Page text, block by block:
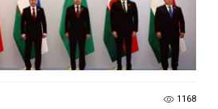
1168